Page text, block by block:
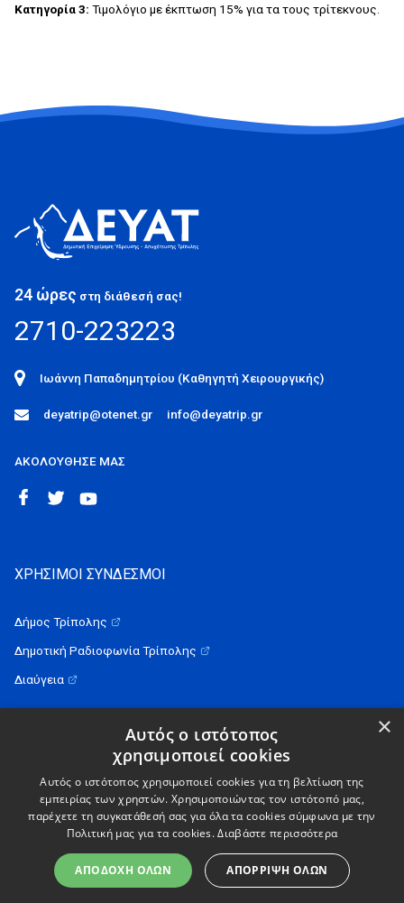
Κατηγορία 3: Τιμολόγιο με έκπτωση 15% για τα τους τρίτεκνους.
24 ώρες στη διάθεσή σας!
2710-223223
Ιωάννη Παπαδημητρίου (Καθηγητή Χειρουργικής)
deyatrip@otenet.gr info@deyatrip.gr
ΑΚΟΛΟΥΘΗΣΕ ΜΑΣ
ΧΡΗΣΙΜΟΙ ΣΥΝΔΕΣΜΟΙ
Δήμος Τρίπολης
Δημοτική Ραδιοφωνία Τρίπολης
Διαύγεια
© ΔΕΥΑΤ 2026 aSimple
×
Αυτός ο ιστότοπος
χρησιμοποιεί cookies
Αυτός ο ιστότοπος χρησιμοποιεί cookies για τη βελτίωση της
εμπειρίας των χρηστών. Χρησιμοποιώντας τον ιστότοπό μας,
παρέχετε τη συγκατάθεσή σας για όλα τα cookies σύμφωνα με την
Πολιτική μας για τα cookies.Διαβάστε περισσότερα
ΑΠΟΔΟΧΉ ΌΛΩΝ ΑΠΌΡΡΙΨΗ ΌΛΩΝ